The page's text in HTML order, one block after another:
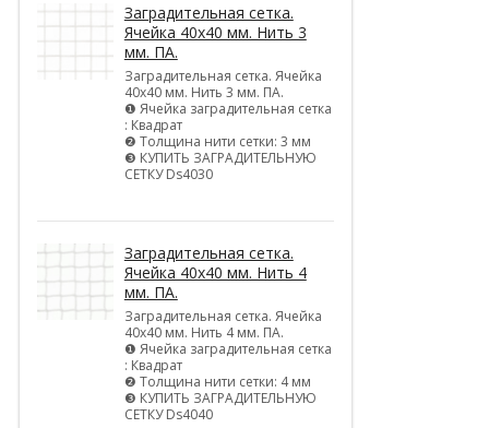
Заградительная сетка.
Ячейка 40х40 мм. Нить 3
мм. ПА.
Заградительная сетка. Ячейка
40х40 мм. Нить 3 мм. ПА.
❶ Ячейка заградительная сетка
: Квадрат
❷ Толщина нити сетки: 3 мм
❸ КУПИТЬ ЗАГРАДИТЕЛЬНУЮ
СЕТКУ Ds4030
Заградительная сетка.
Ячейка 40х40 мм. Нить 4
мм. ПА.
Заградительная сетка. Ячейка
40х40 мм. Нить 4 мм. ПА.
❶ Ячейка заградительная сетка
: Квадрат
❷ Толщина нити сетки: 4 мм
❸ КУПИТЬ ЗАГРАДИТЕЛЬНУЮ
СЕТКУ Ds4040